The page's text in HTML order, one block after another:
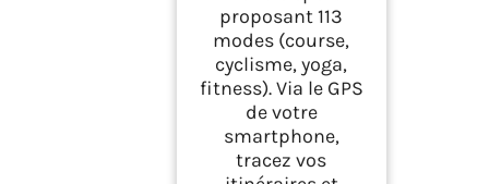
proposant 113
modes (course,
cyclisme, yoga,
fitness). Via le GPS
de votre
smartphone,
tracez vos